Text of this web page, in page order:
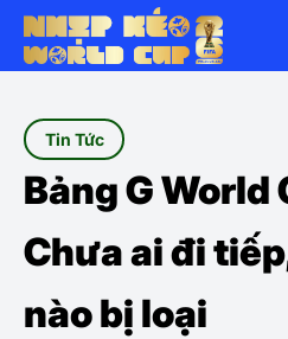
Tin Tức
Bảng G World
Chưa ai đi
nào bị loại